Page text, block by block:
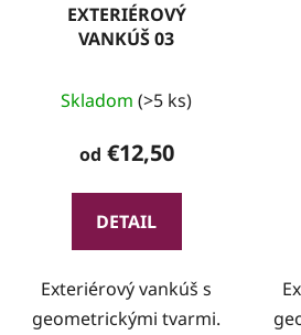
EXTERIÉROVÝ
VANKÚŠ 03
Skladom (>5 ks)
od €12,50
DETAIL
Exteriérový vankúš s
geometrickými tvarmi.